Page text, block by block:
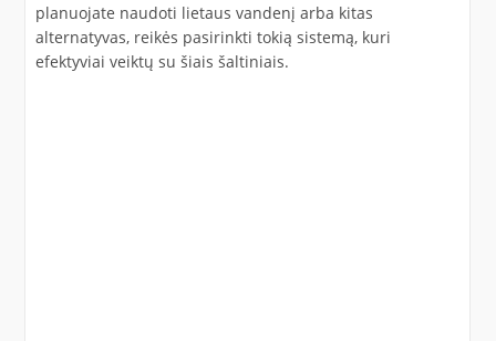
planuojate naudoti lietaus vandenį arba kitas
alternatyvas, reikės pasirinkti tokią sistemą, kuri
efektyviai veiktų su šiais šaltiniais.